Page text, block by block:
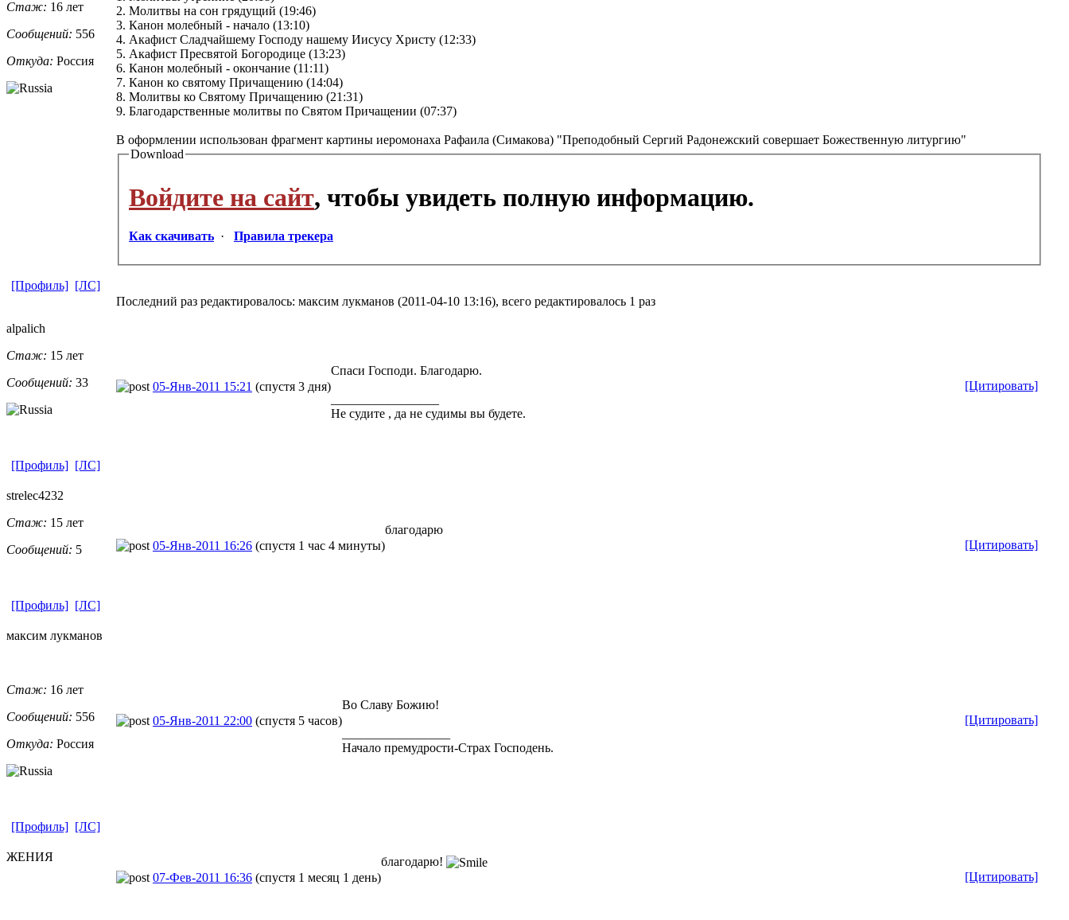
Стаж: 16 лет
Сообщений: 556
Откуда: Россия
2. Молитвы на сон грядущий (19:46)
3. Канон молебный - начало (13:10)
4. Акафист Сладчайшему Господу нашему Иисусу Христу (12:33)
5. Акафист Пресвятой Богородице (13:23)
6. Канон молебный - окончание (11:11)
7. Канон ко святому Причащению (14:04)
8. Молитвы ко Святому Причащению (21:31)
9. Благодарственные молитвы по Святом Причащении (07:37)
В оформлении использован фрагмент картины иеромонаха Рафаила (Симакова) "Преподобный Сергий Радонежский совершает Божественную литургию"
Download
Войдите на сайт, чтобы увидеть полную информацию.
Как скачивать · Правила трекера
Последний раз редактировалось: максим лукманов (2011-04-10 13:16), всего редактировалось 1 раз
[Профиль] [ЛС]
alpalich
Стаж: 15 лет
Сообщений: 33 05-Янв-2011 15:21 (спустя 3 дня) [Цитировать]
Спаси Господи. Благодарю.
Не судите , да не судимы вы будете.
[Профиль] [ЛС]
strelec4232
Стаж: 15 лет
Сообщений: 5 05-Янв-2011 16:26 (спустя 1 час 4 минуты) [Цитировать]
благодарю
[Профиль] [ЛС]
максим лукманов
Стаж: 16 лет
Сообщений: 556
Откуда: Россия
05-Янв-2011 22:00 (спустя 5 часов) [Цитировать]
Во Славу Божию!
Начало премудрости-Страх Господень.
[Профиль] [ЛС]
ЖЕНИЯ
07-Фев-2011 16:36 (спустя 1 месяц 1 день) [Цитировать]
благодарю!